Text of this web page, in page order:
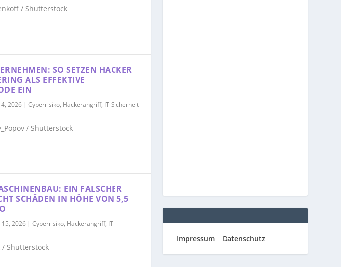
/ Shutterstock
SO SETZEN HACKER
ALS EFFEKTIVE
EIN
2026| Cyberrisiko, Hackerangriff, IT-Sicherheit
/ Shutterstock
EIN FALSCHER
SCHÄDEN IN HÖHE VON 5,5
15, 2026| Cyberrisiko, Hackerangriff, IT-
/ Shutterstock
Impressum Datenschutz